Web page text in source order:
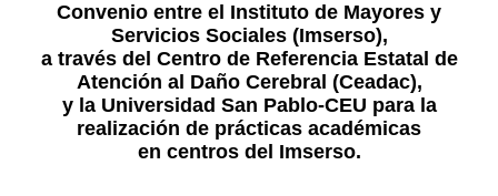
Convenio entre el Instituto de Mayores y
Servicios Sociales (Imserso),
a través del Centro de Referencia Estatal de
Atención al Daño Cerebral (Ceadac),
y la Universidad San Pablo-CEU para la
realización de prácticas académicas
en centros del Imserso.